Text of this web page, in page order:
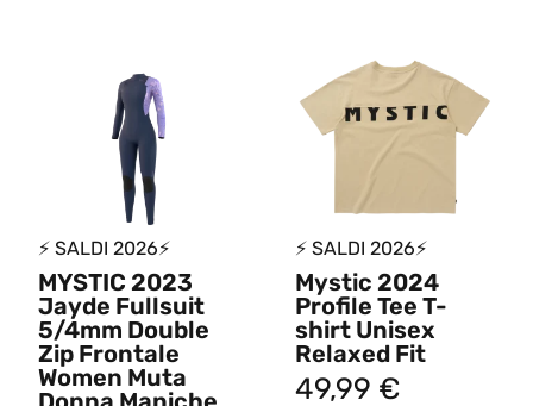
⚡ SALDI 2026⚡
MYSTIC 2023
Jayde Fullsuit
5/4mm Double
Zip Frontale
Women Muta
⚡ SALDI 2026⚡
Mystic 2024
Profile Tee T-
shirt Unisex
Relaxed Fit
49,99 €